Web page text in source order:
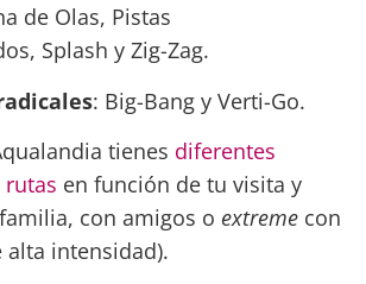
de Olas, Pistas
Splash y Zig-Zag.
: Big-Bang y Verti-Go.
tienes diferentes
rutas en función de tu visita y
con amigos o extreme con
alta intensidad).